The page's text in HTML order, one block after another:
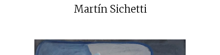
Martín Sichetti